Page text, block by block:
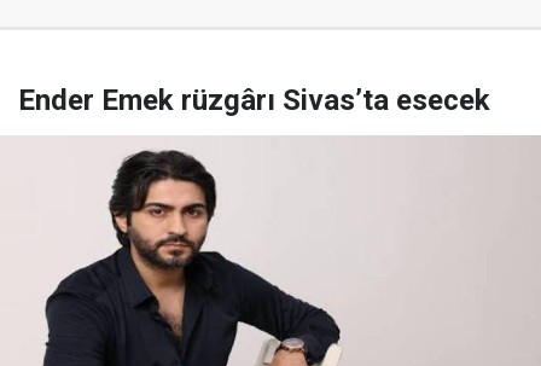
Ender Emek rüzgârı Sivas’ta esecek